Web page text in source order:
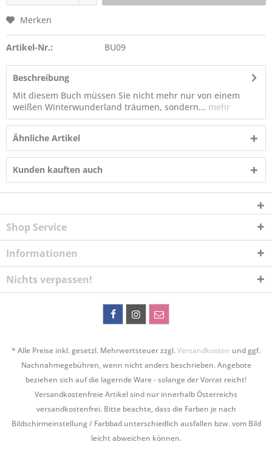
Merken
Artikel-Nr.: BU09
Beschreibung
Mit diesem Buch müssen Sie nicht mehr nur von einem
weißen Winterwunderland träumen, sondern... mehr
Ähnliche Artikel
Kunden kauften auch
Shop Service
Informationen
Nichts verpassen!
* Alle Preise inkl. gesetzl. Mehrwertsteuer zzgl.Versandkosten und ggf.
Nachnahmegebühren, wenn nicht anders beschrieben. Angebote
beziehen sich auf die lagernde Ware - solange der Vorrat reicht!
Versandkostenfreie Artikel sind nur innerhalb Österreichs
versandkostenfrei. Bitte beachte, dass die Farben je nach
Bildschirmeinstellung / Farbbad unterschiedlich ausfallen bzw. vom Bild
leicht abweichen können.